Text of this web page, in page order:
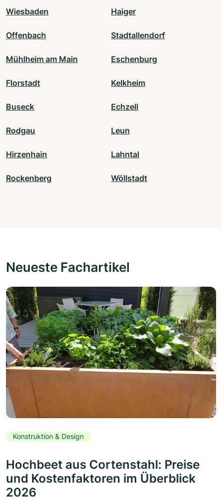
Wiesbaden Haiger
Offenbach Stadtallendorf
Mühlheim am Main Eschenburg
Florstadt Kelkheim
Buseck Echzell
Rodgau Leun
Hirzenhain Lahntal
Rockenberg Wöllstadt
Neueste Fachartikel
Konstruktion & Design
Hochbeet aus Cortenstahl: Preise
und Kostenfaktoren im Überblick
2026